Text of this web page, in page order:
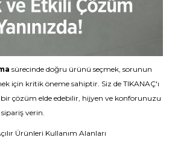
sürecinde doğru ürünü seçmek, sorunun
için kritik öneme sahiptir. Siz de TIKANAÇ'ı
bir çözüm elde edebilir, hijyen ve konforunuzu
verin.
Ürünleri Kullanım Alanları